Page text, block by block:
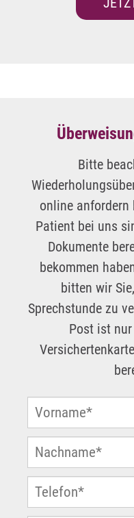
Bitte
online anfordern
Patient bei uns
Dokumente
bekommen
bitten wir
Sprechstunde zu
Post ist